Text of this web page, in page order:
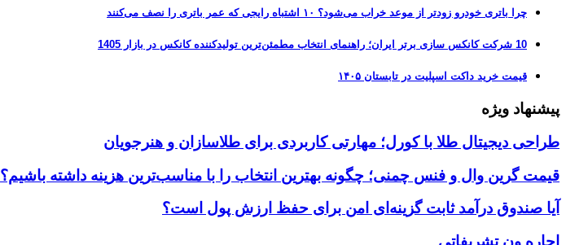
چرا باتری خودرو زودتر از موعد خراب می‌شود؟ ۱۰ اشتباه رایجی که عمر باتری را نصف می‌کنند
10 شرکت کانکس سازی برتر ایران؛ راهنمای انتخاب مطمئن‌ترین تولیدکننده کانکس در بازار 1405
قیمت خرید داکت اسپلیت در تابستان ۱۴۰۵
پیشنهاد ویژه
طراحی دیجیتال طلا با کورل؛ مهارتی کاربردی برای طلاسازان و هنرجویان
قیمت گرین وال و فنس چمنی؛ چگونه بهترین انتخاب را با مناسب‌ترین هزینه داشته باشیم؟
آیا صندوق درآمد ثابت گزینه‌ای امن برای حفظ ارزش پول است؟
اجاره ون تشریفاتی